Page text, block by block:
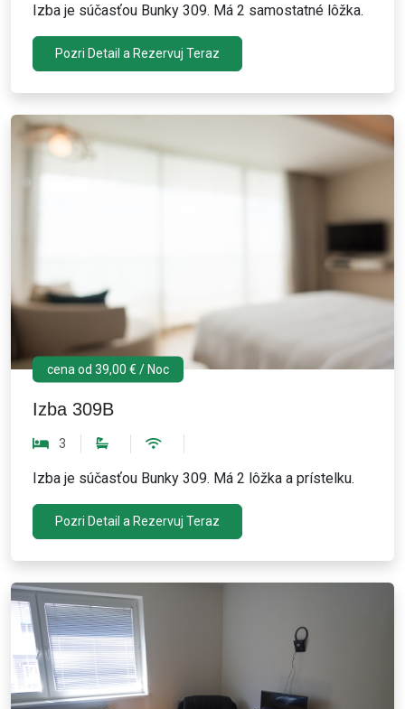
Izba je súčasťou Bunky 309. Má 2 samostatné lôžka.
Pozri Detail a Rezervuj Teraz
cena od 39,00 € / Noc
Izba 309B
3
Izba je súčasťou Bunky 309. Má 2 lôžka a prístelku.
Pozri Detail a Rezervuj Teraz